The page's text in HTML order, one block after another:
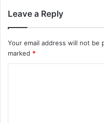
Leave a Reply
Your email address will not be
marked *